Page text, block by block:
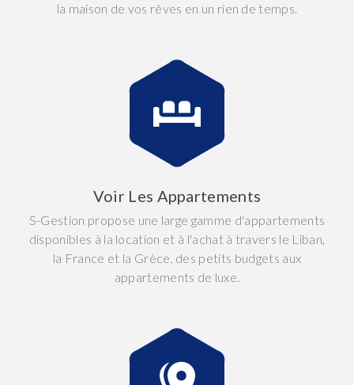
la maison de vos rêves en un rien de temps.
Voir Les Appartements
S-Gestion propose une large gamme d'appartements
disponibles à la location et à l'achat à travers le Liban,
la France et la Grèce, des petits budgets aux
appartements de luxe.